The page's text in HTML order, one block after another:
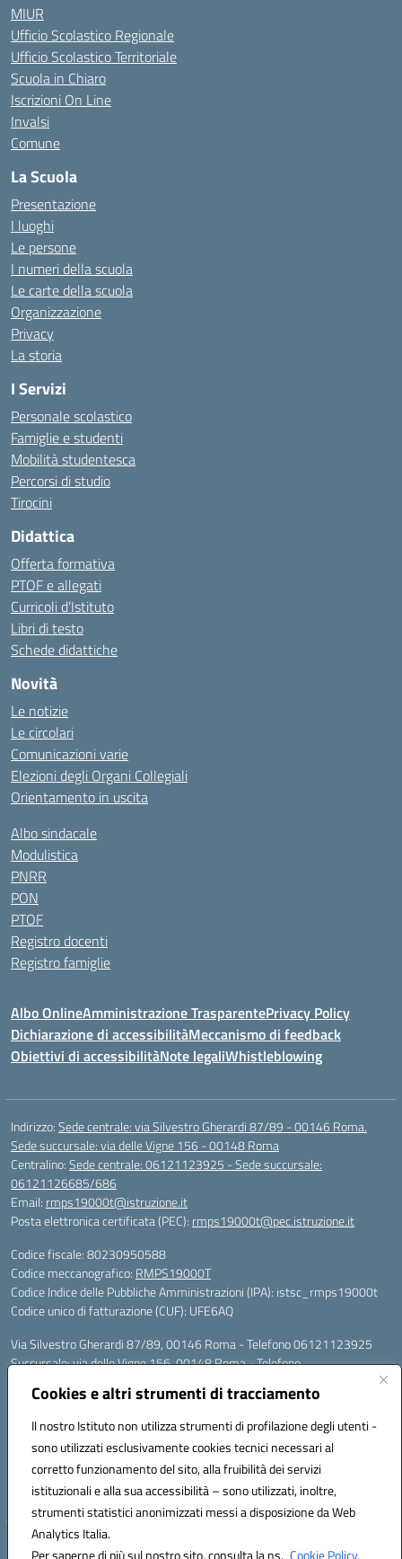
Cookies e altri strumenti di tracciamento
Il nostro Istituto non utilizza strumenti di profilazione degli utenti -
sono utilizzati esclusivamente cookies tecnici necessari al
corretto funzionamento del sito, alla fruibilità dei servizi
istituzionali e alla sua accessibilità – sono utilizzati, inoltre,
strumenti statistici anonimizzati messi a disposizione da Web
Analytics Italia.
Per saperne di più sul nostro sito, consulta la ns. Cookie Policy.
MIUR
Ufficio Scolastico Regionale
Ufficio Scolastico Territoriale
Scuola in Chiaro
Iscrizioni On Line
Invalsi
Comune
La Scuola
Presentazione
I luoghi
Le persone
I numeri della scuola
Le carte della scuola
Organizzazione
Privacy
La storia
I Servizi
Personale scolastico
Famiglie e studenti
Mobilità studentesca
Percorsi di studio
Tirocini
Didattica
Offerta formativa
PTOF e allegati
Curricoli d’Istituto
Libri di testo
Schede didattiche
Novità
Le notizie
Le circolari
Comunicazioni varie
Elezioni degli Organi Collegiali
Orientamento in uscita
Albo sindacale
Modulistica
PNRR
PON
PTOF
Registro docenti
Registro famiglie
Albo OnlineAmministrazione TrasparentePrivacy Policy
Dichiarazione di accessibilitàMeccanismo di feedback
Obiettivi di accessibilitàNote legaliWhistleblowing
Indirizzo:Sede centrale: via Silvestro Gherardi 87/89 - 00146 Roma.
Sede succursale: via delle Vigne 156 - 00148 Roma
Centralino:Sede centrale: 06121123925 - Sede succursale:
06121126685/686
Email: rmps19000t@istruzione.it
Posta elettronica certificata (PEC): rmps19000t@pec.istruzione.it
Codice fiscale: 80230950588
Codice meccanografico: RMPS19000T
Codice Indice delle Pubbliche Amministrazioni (IPA): istsc_rmps19000t
Codice unico di fatturazione (CUF): UFE6AQ
Via Silvestro Gherardi 87/89, 00146 Roma - Telefono 06121123925
Succursale: via delle Vigne 156, 00148 Roma - Telefono
Mail: rmps19000t@istruzione.it - PEC: rmps19000t@pec.istruzione.it
Per contatti con il Dirigente Scolastico, utilizzare esclusivamente
Codice univoco ufficio: UFE6AQ
Codice meccanografico: RMPS19000T
Codice fiscale: 80230950588
Hosting & Powered by 3D Solution S.r.l.